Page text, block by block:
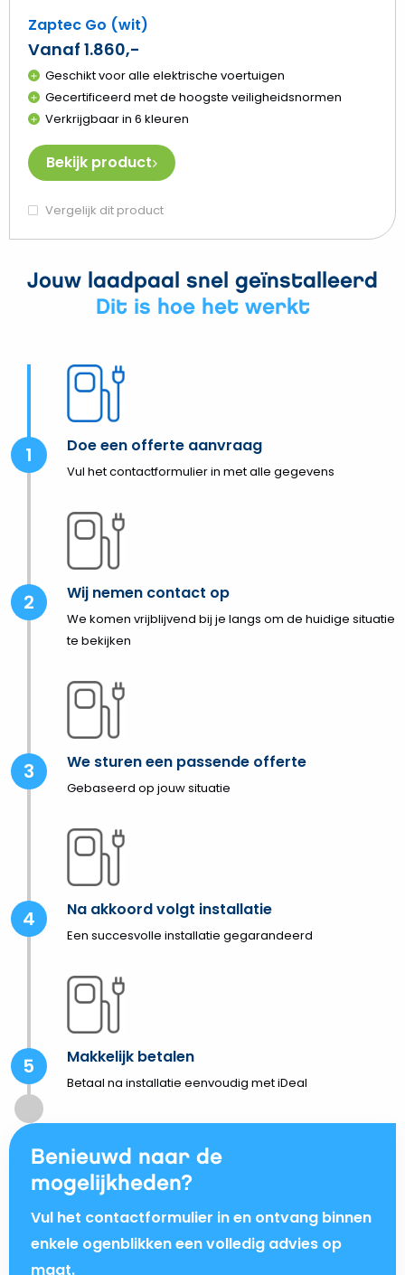
Zaptec Go (wit)
Vanaf 1.860,-
Geschikt voor alle elektrische voertuigen
Gecertificeerd met de hoogste veiligheidsnormen
Verkrijgbaar in 6 kleuren
Bekijk product
Vergelijk dit product
Jouw laadpaal snel geïnstalleerd
Dit is hoe het werkt
Doe een offerte aanvraag
Vul het contactformulier in met alle gegevens
Wij nemen contact op
We komen vrijblijvend bij je langs om de huidige situatie
te bekijken
We sturen een passende offerte
Gebaseerd op jouw situatie
Na akkoord volgt installatie
Een succesvolle installatie gegarandeerd
Makkelijk betalen
Betaal na installatie eenvoudig met iDeal
Benieuwd naar de
mogelijkheden?
Vul het contactformulier in en ontvang binnen
enkele ogenblikken een volledig advies op
maat.